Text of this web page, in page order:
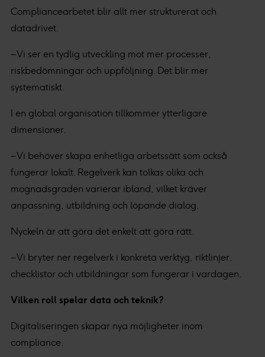
Compliancearbetet blir allt mer strukturerat och
datadrivet.
– Vi ser en tydlig utveckling mot mer processer,
riskbedömningar och uppföljning. Det blir mer
systematiskt.
I en global organisation tillkommer ytterligare
dimensioner.
– Vi behöver skapa enhetliga arbetssätt som också
fungerar lokalt. Regelverk kan tolkas olika och
mognadsgraden varierar ibland, vilket kräver
anpassning, utbildning och löpande dialog.
Nyckeln är att göra det enkelt att göra rätt.
– Vi bryter ner regelverk i konkreta verktyg, riktlinjer,
checklistor och utbildningar som fungerar i vardagen.
Vilken roll spelar data och teknik?
Digitaliseringen skapar nya möjligheter inom
compliance.